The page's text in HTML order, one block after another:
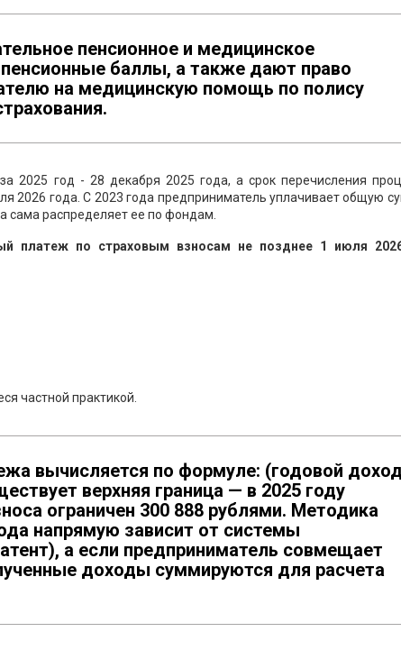
пенсионное и медицинское
баллы, а также дают право
на медицинскую помощь по полису
за 2025 год - 28 декабря 2025 года, а срок перечисления
2026 года. С 2023 года предприниматель уплачивает общую
сама распределяет ее по фондам.
платеж по страховым взносам не позднее 1 июля
частной практикой.
вычисляется по формуле: (годовой доход
верхняя граница — в 2025 году
ограничен 300 888 рублями. Методика
напрямую зависит от системы
а если предприниматель совмещает
доходы суммируются для расчета